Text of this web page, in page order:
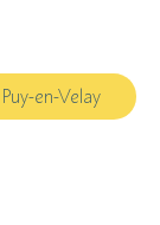
en-Velay